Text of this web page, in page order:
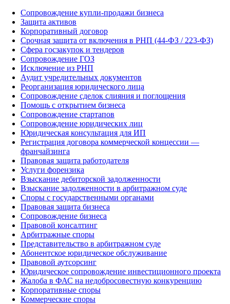
Сопровождение купли-продажи бизнеса
Защита активов
Корпоративный договор
Срочная защита от включения в РНП (44-ФЗ / 223-ФЗ)
Сфера госзакупок и тендеров
Сопровождение ГОЗ
Исключение из РНП
Аудит учредительных документов
Реорганизация юридического лица
Сопровождение сделок слияния и поглощения
Помощь с открытием бизнеса
Сопровождение стартапов
Сопровождение юридических лиц
Юридическая консультация для ИП
Регистрация договора коммерческой концессии —
франчайзинга
Правовая защита работодателя
Услуги форензика
Взыскание дебиторской задолженности
Взыскание задолженности в арбитражном суде
Споры с государственными органами
Правовая защита бизнеса
Сопровождение бизнеса
Правовой консалтинг
Арбитражные споры
Представительство в арбитражном суде
Абонентское юридическое обслуживание
Правовой аутсорсинг
Юридическое сопровождение инвестиционного проекта
Жалоба в ФАС на недобросовестную конкуренцию
Корпоративные споры
Коммерческие споры